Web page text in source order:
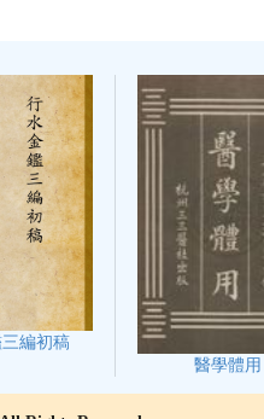
編初稿
醫學體用